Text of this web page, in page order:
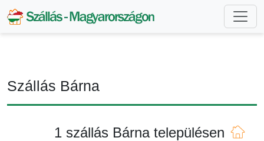
Szállás Bárna
1 szállás Bárna településen